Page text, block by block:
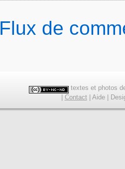
Flux de
textes et photos
Contact| Aide|